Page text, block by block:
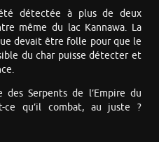
été détectée à plus de deux
même du lac Kannawa. La
devait être folle pour que le
du char puisse détecter et
Serpents de l’Empire du
ce qu’il combat, au juste ?